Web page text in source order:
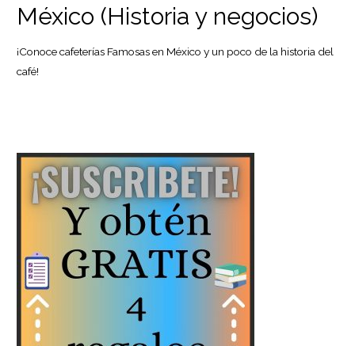
México (Historia y negocios)
¡Conoce cafeterías Famosas en México y un poco de la historia del
café!